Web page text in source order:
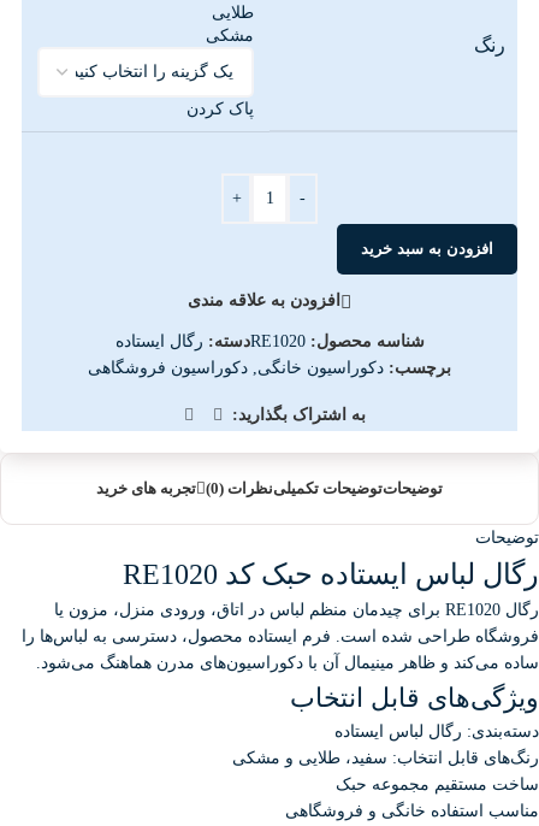
رنگ
طلایی
مشکی
پاک کردن
-
+
افزودن به سبد خرید
افزودن به علاقه مندی
شناسه محصول:RE1020دسته: رگال ایستاده
برچسب: دکوراسیون خانگی دکوراسیون فروشگاهی
به اشتراک بگذارید:
توضیحاتتوضیحات تکمیلینظرات (0) تجربه های خرید
توضیحات
رگال لباس ایستاده حبک کد RE1020
رگال RE1020 برای چیدمان منظم لباس در اتاق، ورودی منزل، مزون یا
فروشگاه طراحی شده است. فرم ایستاده محصول، دسترسی به لباس‌ها را
ساده می‌کند و ظاهر مینیمال آن با دکوراسیون‌های مدرن هماهنگ می‌شود.
ویژگی‌های قابل انتخاب
دسته‌بندی: رگال لباس ایستاده
رنگ‌های قابل انتخاب: سفید، طلایی و مشکی
ساخت مستقیم مجموعه حبک
مناسب استفاده خانگی و فروشگاهی